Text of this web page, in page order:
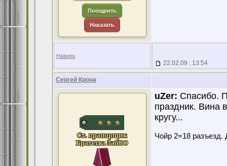
Поощрить
Наказать
Наверх
22.02.09 : 13:54
Сергей Крона
uZer: Спасибо.
праздник. Вина
кругу...
Чойр 2=18